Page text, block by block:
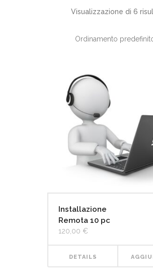
Visualizzazione di 6
Ordinamento
Installazione
Remota 10 pc
120,00 €
DETAILS